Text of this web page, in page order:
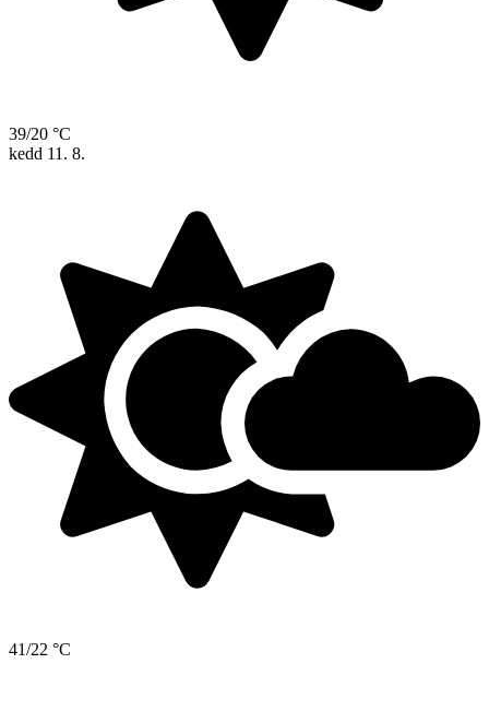
39/20 °C
kedd 11. 8.
41/22 °C